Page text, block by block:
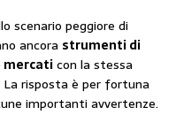
scenario peggiore di
ancora strumenti di
mercaticon la stessa
risposta è per fortuna
importanti avvertenze.